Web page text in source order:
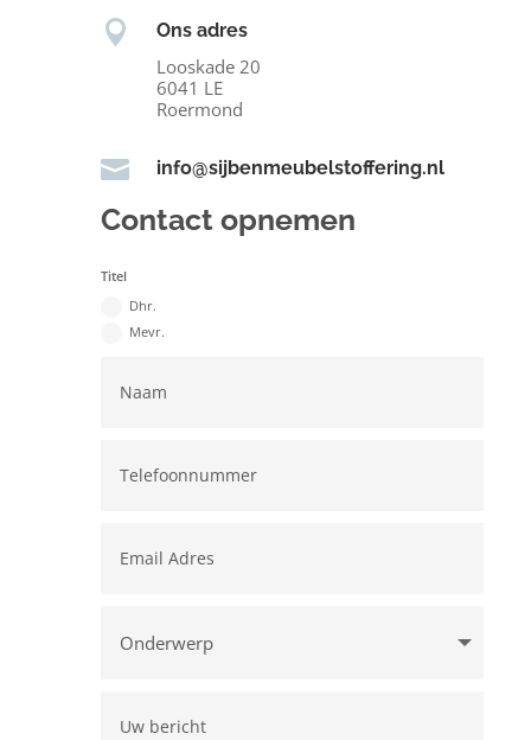
 Ons adres
Looskade 20
6041 LE
Roermond
 info@sijbenmeubelstoffering.nl
Contact opnemen
Titel
Dhr.
Mevr.